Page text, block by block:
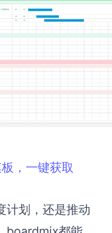
，一键获取
计划，还是推动